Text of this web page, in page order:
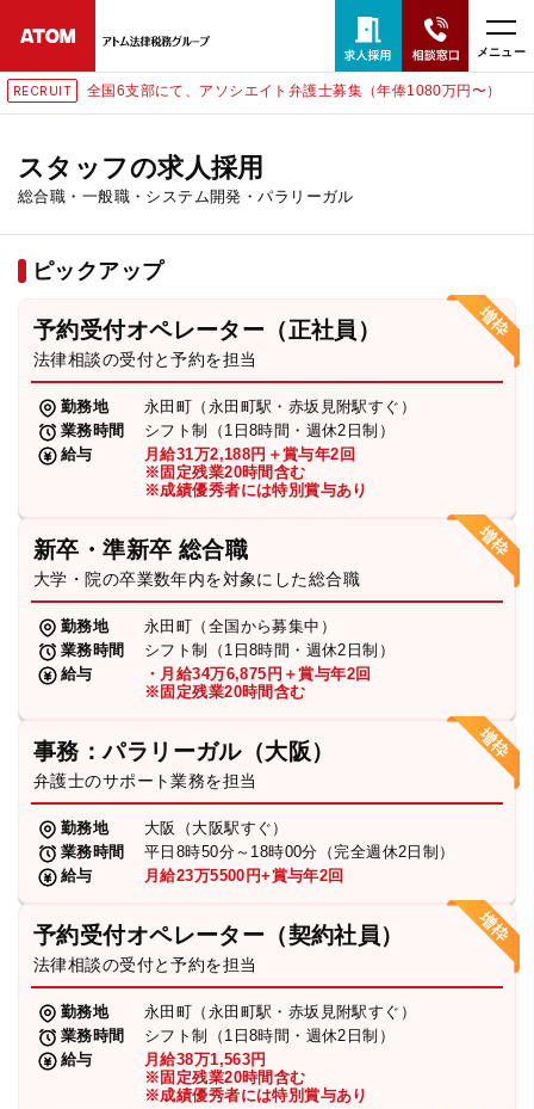
メニュー
RECRUIT 全国6支部にて、アソシエイト弁護士募集（年俸1080万円〜）
スタッフの求人採用
総合職・一般職・システム開発・パラリーガル
ピックアップ
予約受付オペレーター（正社員）
法律相談の受付と予約を担当
勤務地
永田町（永田町駅・赤坂見附駅すぐ）
業務時間
シフト制（1日8時間・週休2日制）
給与
月給31万2,188円＋賞与年2回
※固定残業20時間含む
※成績優秀者には特別賞与あり
新卒・準新卒 総合職
大学・院の卒業数年内を対象にした総合職
勤務地
永田町（全国から募集中）
業務時間
シフト制（1日8時間・週休2日制）
給与
・月給34万6,875円＋賞与年2回
※固定残業20時間含む
事務：パラリーガル（大阪）
弁護士のサポート業務を担当
勤務地
大阪（大阪駅すぐ）
業務時間
平日8時50分～18時00分（完全週休2日制）
給与
月給23万5500円+賞与年2回
予約受付オペレーター（契約社員）
法律相談の受付と予約を担当
勤務地
永田町（永田町駅・赤坂見附駅すぐ）
業務時間
シフト制（1日8時間・週休2日制）
給与
月給38万1,563円
※固定残業20時間含む
※成績優秀者には特別賞与あり
24時間365日全国対応
無料相談窓口はこちら
ホーム
取扱分野
解決実績
弁護士・税理士
費用
求人採用
お知らせ
特設サイト
相談先情報サイト